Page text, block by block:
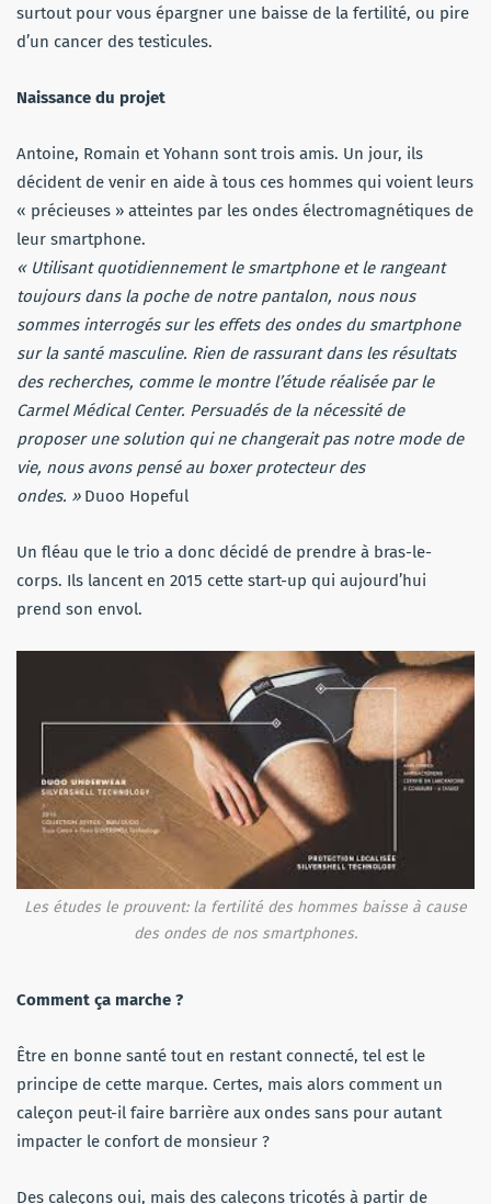
surtout pour vous épargner une baisse de la fertilité, ou pire
d’un cancer des testicules.
Naissance du projet
Antoine, Romain et Yohann sont trois amis. Un jour, ils
décident de venir en aide à tous ces hommes qui voient leurs
« précieuses » atteintes par les ondes électromagnétiques de
leur smartphone.
« Utilisant quotidiennement le smartphone et le rangeant
toujours dans la poche de notre pantalon, nous nous
sommes interrogés sur les effets des ondes du smartphone
sur la santé masculine. Rien de rassurant dans les résultats
des recherches, comme le montrel’étude réalisée par le
Carmel MédicalCenter. Persuadésde la nécessité de
proposer une solution qui ne changerait pas notre mode de
vie, nous avons pensé au boxer protecteur des
ondes. » Duoo Hopeful
Un fléau que le trio a donc décidé de prendre à bras-le-
corps. Ils lancent en 2015 cette start-up qui aujourd’hui
prend son envol.
Les études le prouvent: la fertilité des hommes baisse à cause
des ondes de nos smartphones.
Comment ça marche ?
Être en bonne santé tout en restant connecté, tel est le
principe de cette marque. Certes, mais alors comment un
caleçon peut-il faire barrière aux ondes sans pour autant
impacter le confort de monsieur ?
Des caleçons oui, mais des caleçons tricotés à partir de